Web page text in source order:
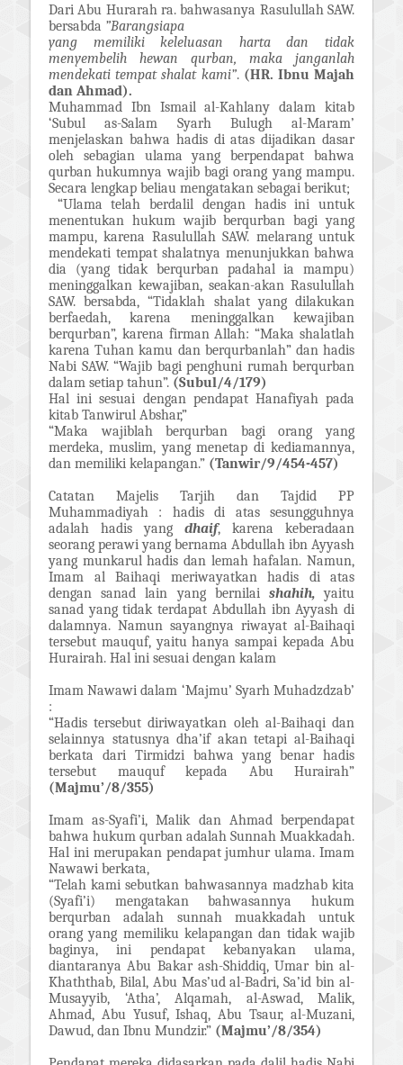
Dari Abu Hurarah ra. bahwasanya Rasulullah SAW.
bersabda ”Barangsiapa
yang memiliki keleluasan harta dan tidak
menyembelih hewan qurban, maka janganlah
mendekati tempat shalat kami”. (HR. Ibnu Majah
dan Ahmad).
Muhammad Ibn Ismail al-Kahlany dalam kitab
‘Subul as-Salam Syarh Bulugh al-Maram’
menjelaskan bahwa hadis di atas dijadikan dasar
oleh sebagian ulama yang berpendapat bahwa
qurban hukumnya wajib bagi orang yang mampu.
Secara lengkap beliau mengatakan sebagai berikut;
“Ulama telah berdalil dengan hadis ini untuk
menentukan hukum wajib berqurban bagi yang
mampu, karena Rasulullah SAW. melarang untuk
mendekati tempat shalatnya menunjukkan bahwa
dia (yang tidak berqurban padahal ia mampu)
meninggalkan kewajiban, seakan-akan Rasulullah
SAW. bersabda, “Tidaklah shalat yang dilakukan
berfaedah, karena meninggalkan kewajiban
berqurban”, karena firman Allah: “Maka shalatlah
karena Tuhan kamu dan berqurbanlah” dan hadis
Nabi SAW. “Wajib bagi penghuni rumah berqurban
dalam setiap tahun”. (Subul/4/179)
Hal ini sesuai dengan pendapat Hanafiyah pada
kitab Tanwirul Abshar,”
“Maka wajiblah berqurban bagi orang yang
merdeka, muslim, yang menetap di kediamannya,
dan memiliki kelapangan.” (Tanwir/9/454-457)
Catatan Majelis Tarjih dan Tajdid PP
Muhammadiyah : hadis di atas sesungguhnya
adalah hadis yang dhaif, karena keberadaan
seorang perawi yang bernama Abdullah ibn Ayyash
yang munkarul hadis dan lemah hafalan. Namun,
Imam al Baihaqi meriwayatkan hadis di atas
dengan sanad lain yang bernilai shahih,yaitu
sanad yang tidak terdapat Abdullah ibn Ayyash di
dalamnya. Namun sayangnya riwayat al-Baihaqi
tersebut mauquf, yaitu hanya sampai kepada Abu
Hurairah. Hal ini sesuai dengan kalam
Imam Nawawi dalam ‘Majmu’ Syarh Muhadzdzab’
:
“Hadis tersebut diriwayatkan oleh al-Baihaqi dan
selainnya statusnya dha’if akan tetapi al-Baihaqi
berkata dari Tirmidzi bahwa yang benar hadis
tersebut mauquf kepada Abu Hurairah”
(Majmu’/8/355)
Imam as-Syafi’i, Malik dan Ahmad berpendapat
bahwa hukum qurban adalah Sunnah Muakkadah.
Hal ini merupakan pendapat jumhur ulama. Imam
Nawawi berkata,
“Telah kami sebutkan bahwasannya madzhab kita
(Syafi’i) mengatakan bahwasannya hukum
berqurban adalah sunnah muakkadah untuk
orang yang memiliku kelapangan dan tidak wajib
baginya, ini pendapat kebanyakan ulama,
diantaranya Abu Bakar ash-Shiddiq, Umar bin al-
Khaththab, Bilal, Abu Mas’ud al-Badri, Sa’id bin al-
Musayyib, ‘Atha’, Alqamah, al-Aswad, Malik,
Ahmad, Abu Yusuf, Ishaq, Abu Tsaur, al-Muzani,
Dawud, dan Ibnu Mundzir.” (Majmu’/8/354)